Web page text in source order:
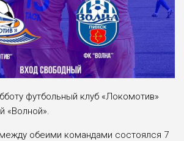
футбольный клуб «Локомотив»
«Волной».
обеими командами состоялся 7